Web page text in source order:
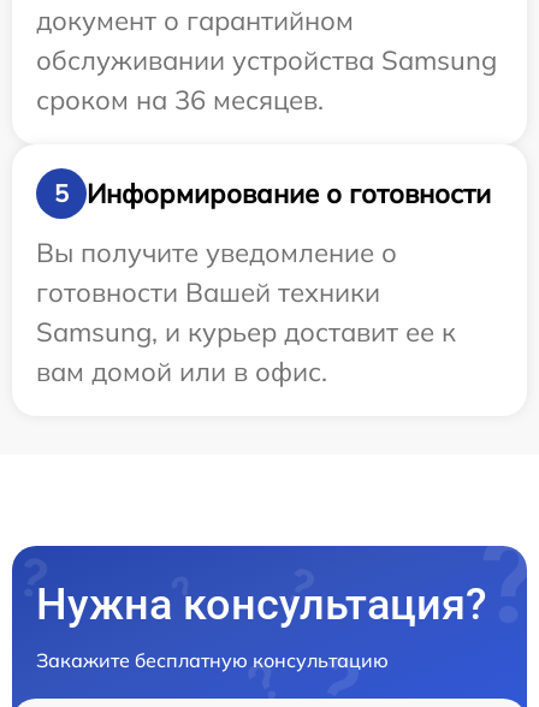
документ о гарантийном
обслуживании устройства Samsung
сроком на 36 месяцев.
5
Информирование о готовности
Вы получите уведомление о
готовности Вашей техники
Samsung, и курьер доставит ее к
вам домой или в офис.
Нужна консультация?
Закажите бесплатную консультацию